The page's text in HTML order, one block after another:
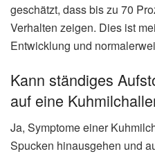
geschätzt, dass bis zu 70
Verhalten zeigen. Dies ist
Entwicklung und
Kann ständiges
auf eine
Ja, Symptome einer
Spucken hinausgehen und